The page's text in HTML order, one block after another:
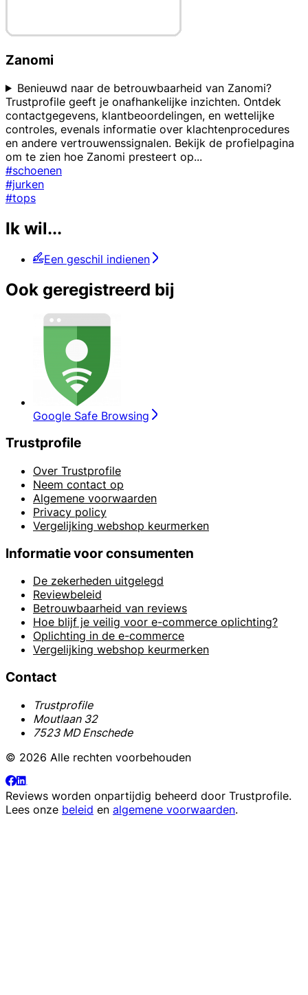
Zanomi
Benieuwd naar de betrouwbaarheid van Zanomi?
Trustprofile geeft je onafhankelijke inzichten. Ontdek
contactgegevens, klantbeoordelingen, en wettelijke
controles, evenals informatie over klachtenprocedures
en andere vertrouwenssignalen. Bekijk de profielpagina
om te zien hoe Zanomi presteert op...
#schoenen
#jurken
#tops
Ik wil...
Een geschil indienen
Ook geregistreerd bij
Google Safe Browsing
Trustprofile
Over Trustprofile
Neem contact op
Algemene voorwaarden
Privacy policy
Vergelijking webshop keurmerken
Informatie voor consumenten
De zekerheden uitgelegd
Reviewbeleid
Betrouwbaarheid van reviews
Hoe blijf je veilig voor e-commerce oplichting?
Oplichting in de e-commerce
Vergelijking webshop keurmerken
Contact
Trustprofile
Moutlaan 32
7523 MD Enschede
© 2026 Alle rechten voorbehouden
Reviews worden onpartijdig beheerd door Trustprofile.
Lees onze beleid en algemene voorwaarden.